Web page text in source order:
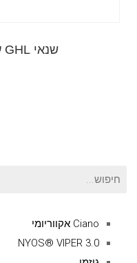
שנאי GHL עובר פרופילוקס 4
חיפוש
Ciano אקווריומי
NYOS® VIPER 3.0